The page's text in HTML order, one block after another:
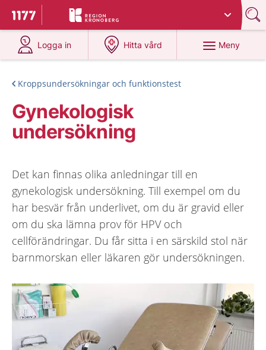
Till startsidan för 1177
Du har valt region
Logga in
på 1177.se
Hitta vård
på 1177.se
Meny
Kroppsundersökningar och funktionstest
Gynekologisk
undersökning
Det kan finnas olika anledningar till en
gynekologisk undersökning. Till exempel om du
har besvär från underlivet, om du är gravid eller
om du ska lämna prov för HPV och
cellförändringar. Du får sitta i en särskild stol när
barnmorskan eller läkaren gör undersökningen.